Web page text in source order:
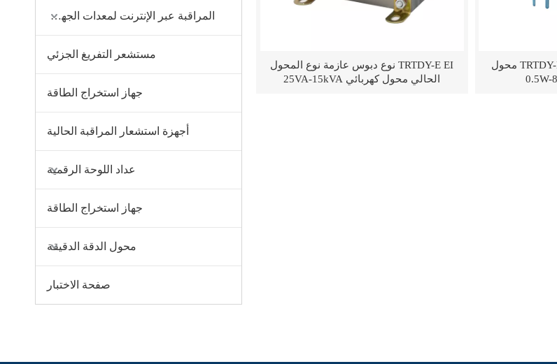
المراقبة عبر الإنترنت لمعدات الجهد العالي
مستشعر التفريغ الجزئي
‌جهاز استخراج الطاقة
أجهزة استشعار المراقبة الحالية
عداد اللوحة الرقمية
‌جهاز استخراج الطاقة
محول الدقة الدقيقة
صفحة الاختبار
TRTDY-E EI نوع دبوس عازمة نوع المحول
الحالي محول كهربائي 25VA-15kVA
TRTDY-E EI-type Pin Transformer محول